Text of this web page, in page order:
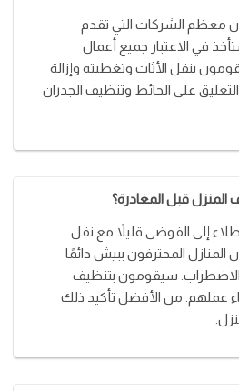
معظم الشركات التي تقدم
في الاعتبار جميع أعمال
بنقل الأثاث وتغطيته وإزالة
على الحائط وتنظيف الجدران
قبل المغادرة؟
إلى الفوضى قليلاً مع نقل
المحترفون ببيش دائمًا
سيقومون بتنظيف
عملهم. من الأفضل تأكيد ذلك